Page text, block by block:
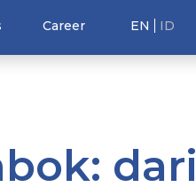
EN ID
Career
dari